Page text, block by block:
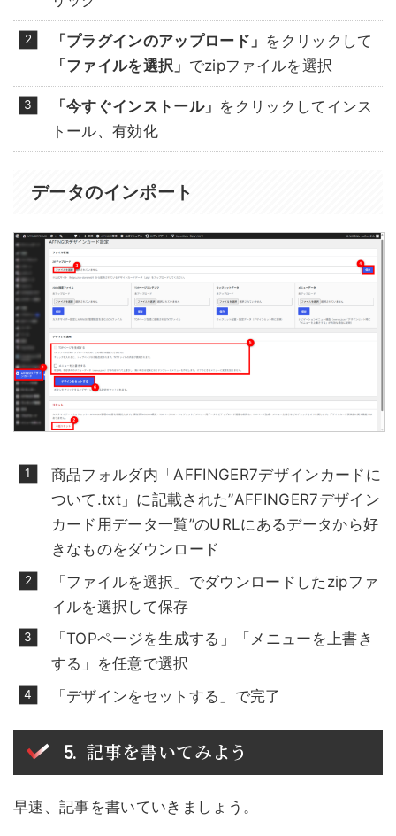
「プラグインのアップロード」 をクリックして
「ファイルを選択」 でzipファイルを選択
「今すぐインストール」 をクリックしてインス
トール、有効化
データのインポート
商品フォルダ内「AFFINGER7デザインカードに
ついて.txt」に記載された”AFFINGER7デザイン
カード用データ一覧”のURLにあるデータから好
きなものをダウンロード
「ファイルを選択」でダウンロードしたzipファ
イルを選択して保存
「TOPページを生成する」「メニューを上書き
する」を任意で選択
「デザインをセットする」で完了
記事を書いてみよう
早速、記事を書いていきましょう。